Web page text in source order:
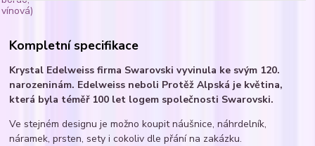
Kompletní specifikace
Krystal Edelweiss firma Swarovski vyvinula ke svým 120.
narozeninám. Edelweiss neboli Protěž Alpská je květina,
která byla téměř 100 let logem společnosti Swarovski.
Ve stejném designu je možno koupit náušnice, náhrdelník,
náramek, prsten, sety i cokoliv dle přání na zakázku.